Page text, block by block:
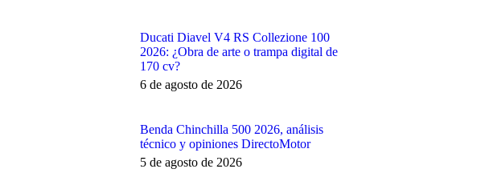
Ducati Diavel V4 RS Collezione 100
2026: ¿Obra de arte o trampa digital de
170 cv?
6 de agosto de 2026
Benda Chinchilla 500 2026, análisis
técnico y opiniones DirectoMotor
5 de agosto de 2026